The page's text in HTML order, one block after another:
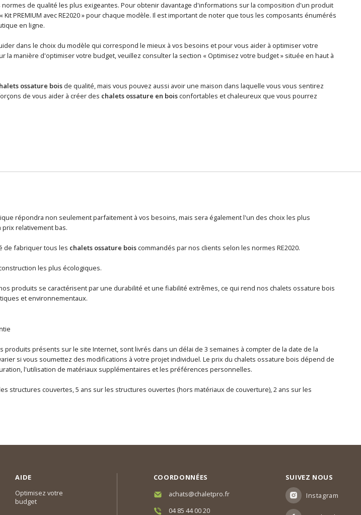
de qualité les plus exigeantes. Pour obtenir davantage d'informations sur la composition d'un produit
PREMIUM avec RE2020 » pour chaque modèle. Il est important de noter que tous les composants énumérés
en ligne.
dans le choix du modèle qui correspond le mieux à vos besoins et pour vous aider à optimiser votre
la manière d'optimiser votre budget, veuillez consulter la section « Optimisez votre budget » située en haut à
ossature bois de qualité, mais vous pouvez aussi avoir une maison dans laquelle vous vous sentirez
de vous aider à créer des chalets ossature en boisconfortables et chaleureux que vous pourrez
répondra non seulement parfaitement à vos besoins, mais sera également l'un des choix les plus
relativement bas.
de fabriquer tous les chalets ossature boiscommandés par nos clients selon les normes RE2020.
les plus écologiques.
produits se caractérisent par une durabilité et une fiabilité extrêmes, ce qui rend nos chalets ossature bois
et environnementaux.
produits présents sur le site Internet, sont livrés dans un délai de 3 semaines à compter de la date de la
si vous soumettez des modifications à votre projet individuel. Le prix du chalets ossature bois dépend de
l'utilisation de matériaux supplémentaires et les préférences personnelles.
structures couvertes, 5 ans sur les structures ouvertes (hors matériaux de couverture), 2 ans sur les
AIDE
Optimisez votre
budget
COORDONNÉES
achats@chaletpro.fr
04 85 44 00 20
SUIVEZ NOUS
Instagram